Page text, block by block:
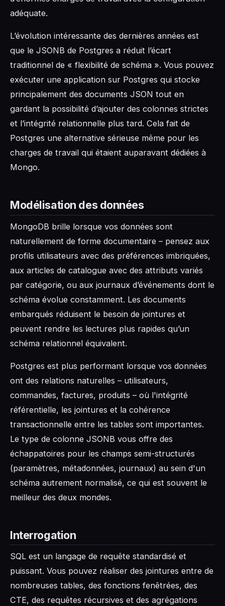
adéquate.
L’évolution intéressante des dernières années est
que le JSONB de Postgres a réduit l’écart
traditionnel de « flexibilité de schéma ». Vous pouvez
exécuter une application sur Postgres qui stocke
principalement des documents JSON tout en
gardant la possibilité d’ajouter des colonnes strictes
et l’intégrité relationnelle plus tard. Cela fait de
Postgres une alternative sérieuse même pour les
charges de travail qui étaient auparavant dédiées à
Mongo.
Modélisation des données
MongoDB brille lorsque vos données sont
naturellement de forme documentaire – pensez aux
profils utilisateurs avec des préférences imbriquées,
aux articles de catalogue avec des attributs variés
par catégorie, ou aux journaux d’événements dont le
schéma évolue constamment. Les documents
embarqués réduisent le besoin de jointures et
peuvent rendre les lectures plus rapides qu’un
schéma relationnel équivalent.
Postgres est plus performant lorsque vos données
ont des relations naturelles – utilisateurs,
commandes, factures, produits – où l'intégrité
référentielle, les jointures et la cohérence
transactionnelle entre les tables sont importantes.
Le type de colonne JSONB vous offre des
échappatoires pour les champs semi-structurés
(paramètres, métadonnées, journaux) au sein d'un
schéma autrement normalisé, ce qui est souvent le
meilleur des deux mondes.
Interrogation
SQL est un langage de requête standardisé et
puissant. Vous pouvez réaliser des jointures entre de
nombreuses tables, des fonctions fenêtrées, des
CTE, des requêtes récursives et des agrégations